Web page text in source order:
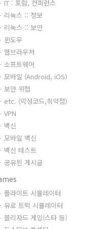
IT : 포럼, 컨퍼런스
리눅스 :: 정보
리눅스 :: 보안
윈도우
웹브라우저
소프트웨어
모바일 (Android, iOS)
보안 위협
etc. (악성코드,취약점)
VPN
백신
모바일 백신
백신 테스트
공유된 게시글
플라이트 시뮬레이터
유로 트럭 시뮬레이터
블리자드 게임(스타 등)